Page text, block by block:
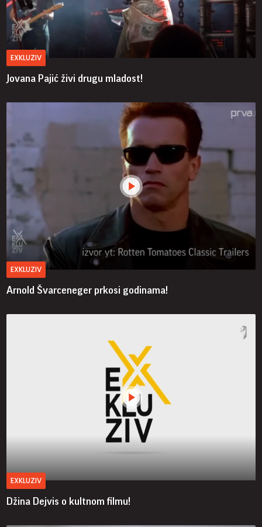
EXKLUZIV
Jovana Pajić živi drugu mladost!
EXKLUZIV
Arnold Švarceneger prkosi godinama!
EXKLUZIV
Džina Dejvis o kultnom filmu!